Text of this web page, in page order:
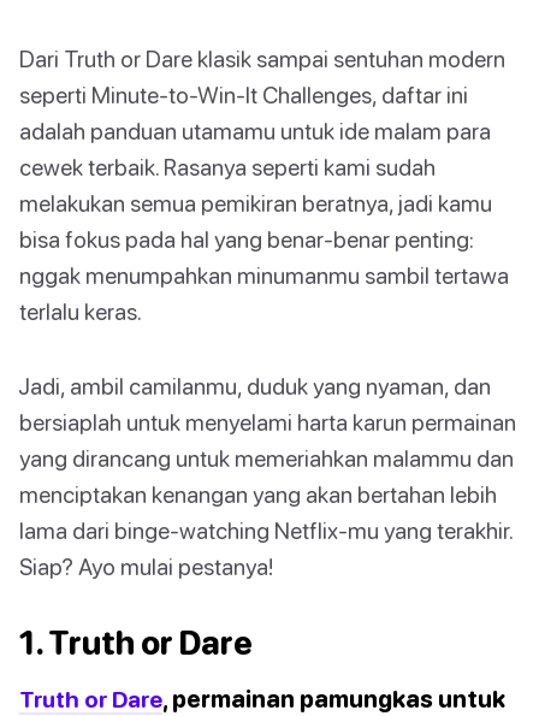
Dari Truth or Dare klasik sampai sentuhan modern
seperti Minute-to-Win-It Challenges, daftar ini
adalah panduan utamamu untuk ide malam para
cewek terbaik. Rasanya seperti kami sudah
melakukan semua pemikiran beratnya, jadi kamu
bisa fokus pada hal yang benar-benar penting:
nggak menumpahkan minumanmu sambil tertawa
terlalu keras.
Jadi, ambil camilanmu, duduk yang nyaman, dan
bersiaplah untuk menyelami harta karun permainan
yang dirancang untuk memeriahkan malammu dan
menciptakan kenangan yang akan bertahan lebih
lama dari binge-watching Netflix-mu yang terakhir.
Siap? Ayo mulai pestanya!
1. Truth or Dare
Truth or Dare, permainan pamungkas untuk